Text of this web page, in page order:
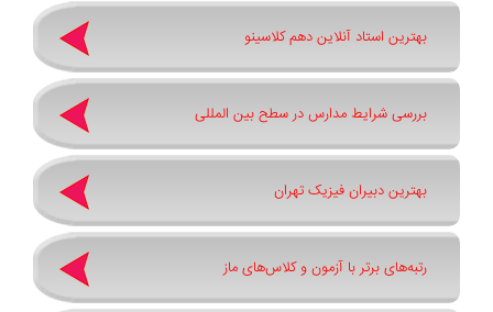
بهترین استاد آنلاین دهم کلاسینو
بررسی شرایط مدارس در سطح بین المللی
بهترین دبیران فیزیک تهران
رتبه‌های برتر با آزمون و کلاس‌های ماز